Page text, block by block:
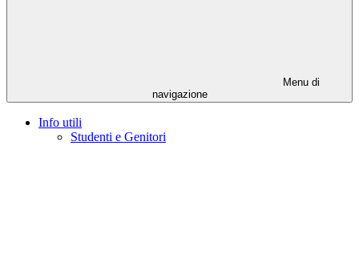
Menu di
navigazione
Info utili
Studenti e Genitori